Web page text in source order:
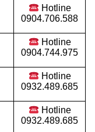
Hotline
0904.706.588
Hotline
0904.744.975
Hotline
0932.489.685
Hotline
0932.489.685